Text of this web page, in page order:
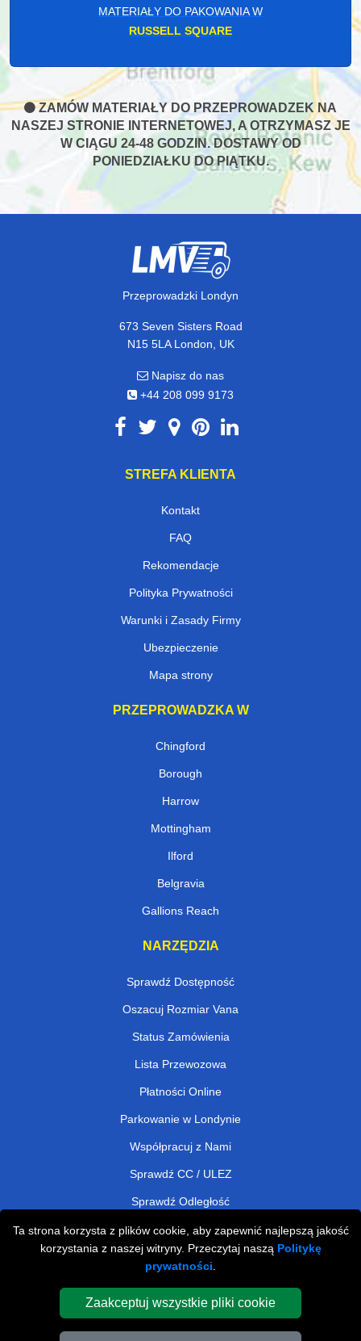
Ta strona korzysta z plików cookie, aby zapewnić najlepszą jakość
korzystania z naszej witryny. Przeczytaj naszą Politykę
prywatności
Zaakceptuj wszystkie pliki cookie
MATERIAŁY DO PAKOWANIA W
RUSSELL SQUARE
ZAMÓW MATERIAŁY DO PRZEPROWADZEK NA
NASZEJ STRONIE INTERNETOWEJ, A OTRZYMASZ JE
W CIĄGU 24-48 GODZIN. DOSTAWY OD
PONIEDZIAŁKU DO PIĄTKU.
Przeprowadzki Londyn
673 Seven Sisters Road
N15 5LA London, UK
Napisz do nas
+44 208 099 9173
STREFA KLIENTA
Kontakt
FAQ
Rekomendacje
Polityka Prywatności
Warunki i Zasady Firmy
Ubezpieczenie
Mapa strony
PRZEPROWADZKA W
Chingford
Borough
Harrow
Mottingham
Ilford
Belgravia
Gallions Reach
NARZĘDZIA
Sprawdź Dostępność
Oszacuj Rozmiar Vana
Status Zamówienia
Lista Przewozowa
Płatności Online
Parkowanie w Londynie
Współpracuj z Nami
Sprawdź CC / ULEZ
Sprawdź Odległość
Man and Van Removals